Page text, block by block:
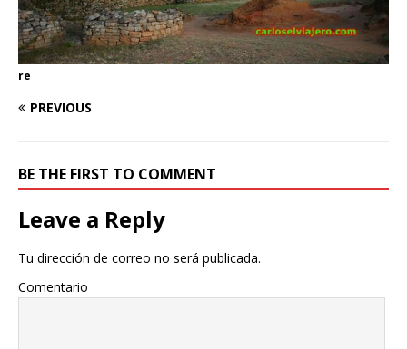
re
PREVIOUS
BE THE FIRST TO COMMENT
Leave a Reply
Tu dirección de correo no será publicada.
Comentario